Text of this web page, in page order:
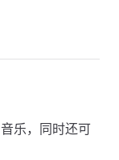
乐，同时还可